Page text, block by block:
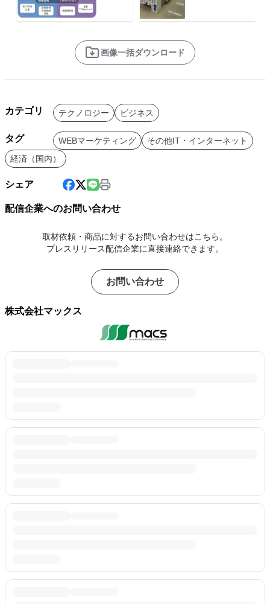
画像一括ダウンロード
カテゴリ テクノロジー ビジネス
タグ WEBマーケティング
その他IT・インターネット
経済（国内）
シェア
配信企業へのお問い合わせ
取材依頼・商品に対するお問い合わせはこちら。
プレスリリース配信企業に直接連絡できます。
お問い合わせ
株式会社マックス